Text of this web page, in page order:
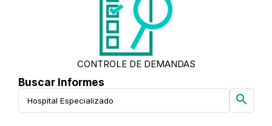
CONTROLE DE DEMANDAS
Buscar Informes
search